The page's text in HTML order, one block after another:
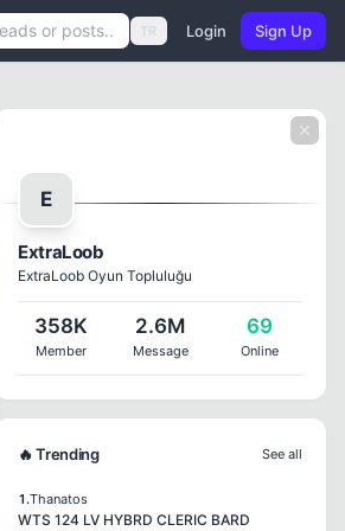
TR Login Sign Up
E
ExtraLoob
ExtraLoob Oyun Topluluğu
358K
Member
2.6M
Message
69
Online
🔥 Trending See all
1.Thanatos
WTS 124 LV HYBRD CLERIC BARD